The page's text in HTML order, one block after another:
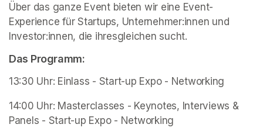
Über das ganze Event bieten wir eine Event-
Experience für Startups, Unternehmer:innen und
Investor:innen, die ihresgleichen sucht.
Das Programm:
13:30 Uhr: Einlass - Start-up Expo - Networking
14:00 Uhr: Masterclasses - Keynotes, Interviews &
Panels - Start-up Expo - Networking